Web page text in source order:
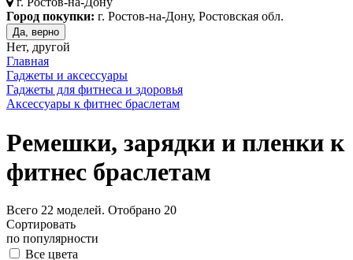
Город покупки: г. Ростов-на-Дону, Ростовская обл.
Да, верно
Нет, другой
Главная
Гаджеты и аксессуары
Гаджеты для фитнеса и здоровья
Аксессуары к фитнес браслетам
Ремешки, зарядки и пленки к
фитнес браслетам
Всего 22 моделей. Отобрано 20
Сортировать
по популярности
Все цвета